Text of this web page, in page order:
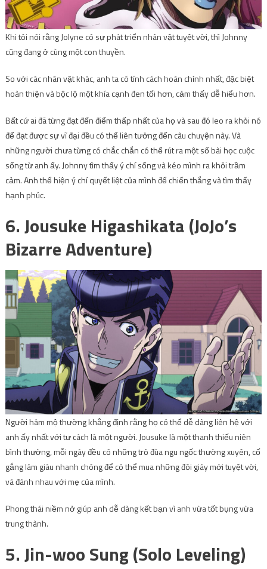
Khi tôi nói rằng Jolyne có sự phát triển nhân vật tuyệt vời, thì Johnny
cũng đang ở cùng một con thuyền.
So với các nhân vật khác, anh ta có tính cách hoàn chỉnh nhất, đặc biệt
hoàn thiện và bộc lộ một khía cạnh đen tối hơn, cảm thấy dễ hiểu hơn.
Bất cứ ai đã từng đạt đến điểm thấp nhất của họ và sau đó leo ra khỏi nó
để đạt được sự vĩ đại đều có thể liên tưởng đến câu chuyện này. Và
những người chưa từng có chắc chắn có thể rút ra một số bài học cuộc
sống từ anh ấy. Johnny tìm thấy ý chí sống và kéo mình ra khỏi trầm
cảm. Anh thể hiện ý chí quyết liệt của mình để chiến thắng và tìm thấy
hạnh phúc.
6. Jousuke Higashikata (JoJo’s
Bizarre Adventure)
Người hâm mộ thường khẳng định rằng họ có thể dễ dàng liên hệ với
anh ấy nhất với tư cách là một người. Jousuke là một thanh thiếu niên
bình thường, mỗi ngày đều có những trò đùa ngu ngốc thường xuyên, cố
gắng làm giàu nhanh chóng để có thể mua những đôi giày mới tuyệt vời,
và đánh nhau với mẹ của mình.
Phong thái niềm nở giúp anh dễ dàng kết bạn vì anh vừa tốt bụng vừa
trung thành.
5. Jin-woo Sung (Solo Leveling)